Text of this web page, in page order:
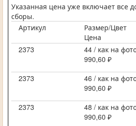
Указанная цена уже включает все
сборы.
Артикул
Размер/Цвет
Цена
2373
44 / как на
990,60 ₽
2373
46 / как на
990,60 ₽
2373
48 / как на
990,60 ₽